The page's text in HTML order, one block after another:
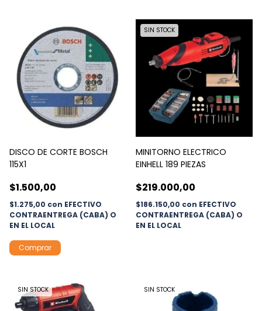
DISCO DE CORTE BOSCH
115X1
$1.500,00
$1.275,00 con EFECTIVO
CONTRAENTREGA (CABA) O
EN EL LOCAL
SIN STOCK
MINITORNO ELECTRICO
EINHELL 189 PIEZAS
$219.000,00
$186.150,00 con EFECTIVO
CONTRAENTREGA (CABA) O
EN EL LOCAL
SIN STOCK SIN STOCK